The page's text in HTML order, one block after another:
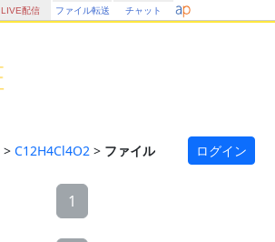
LIVE配信 ファイル転送 チャット
> C12H4Cl4O2 > ファイル ログイン
1